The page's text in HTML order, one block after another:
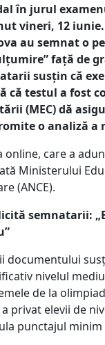
în jurul
vineri, 12
au semnat o
față de
susțin că
că testul a fost
(MEC) dă
o analiză a
online, care a
Ministerului
(ANCE).
semnatarii:
documentului
nivelul
de la
privat elevii de
punctajul